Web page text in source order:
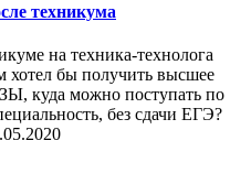
техникума
на техника-технолога
хотел бы получить высшее
куда можно поступать по
без сдачи ЕГЭ?